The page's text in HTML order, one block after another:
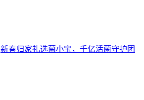
新春归家礼选菌小宝，千亿活菌守护团